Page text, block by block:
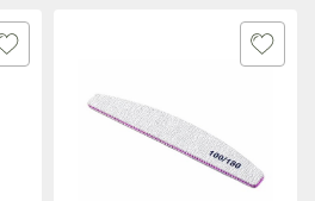
(на карте)